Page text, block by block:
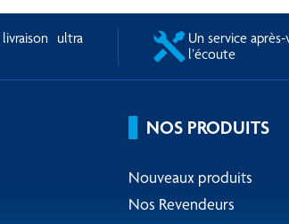
livraison ultra
Un service
l’écoute
NOS PRODUITS
Nouveaux produits
Nos Revendeurs